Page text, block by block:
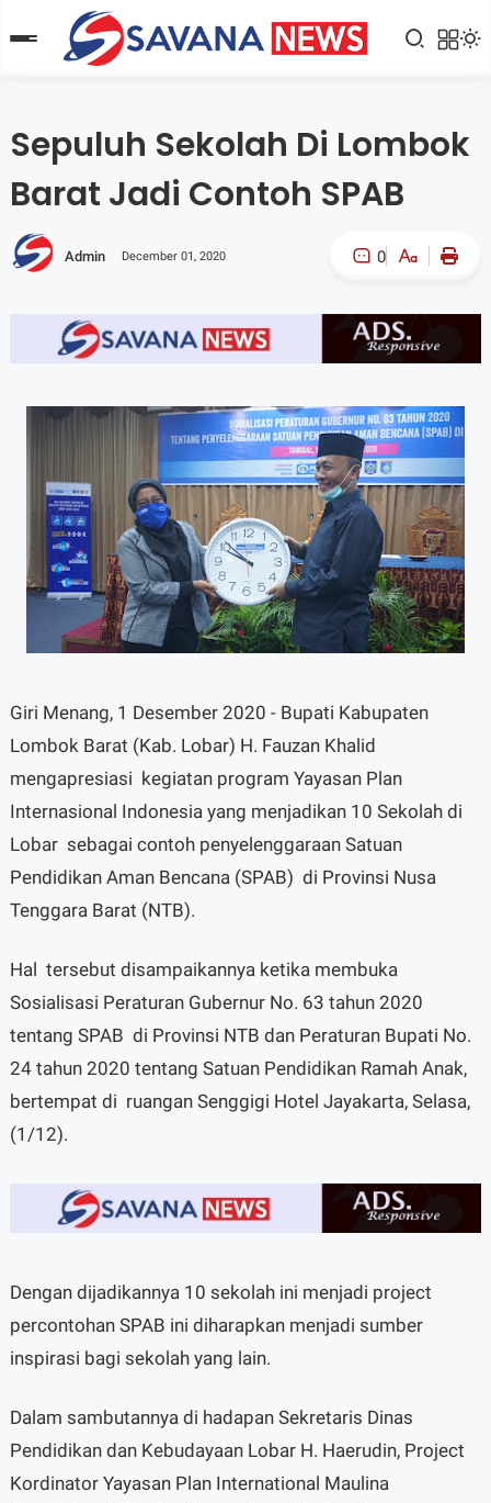
Sepuluh Sekolah Di Lombok
Barat Jadi Contoh SPAB
Admin December 01, 2020 0
A- A+
Giri Menang, 1 Desember 2020 - Bupati Kabupaten
Lombok Barat (Kab. Lobar) H. Fauzan Khalid
mengapresiasi kegiatan program Yayasan Plan
Internasional Indonesia yang menjadikan 10 Sekolah di
Lobar sebagai contoh penyelenggaraan Satuan
Pendidikan Aman Bencana (SPAB) di Provinsi Nusa
Tenggara Barat (NTB).
Hal tersebut disampaikannya ketika membuka
Sosialisasi Peraturan Gubernur No. 63 tahun 2020
tentang SPAB di Provinsi NTB dan Peraturan Bupati No.
24 tahun 2020 tentang Satuan Pendidikan Ramah Anak,
bertempat di ruangan Senggigi Hotel Jayakarta, Selasa,
(1/12).
Dengan dijadikannya 10 sekolah ini menjadi project
percontohan SPAB ini diharapkan menjadi sumber
inspirasi bagi sekolah yang lain.
Dalam sambutannya di hadapan Sekretaris Dinas
Pendidikan dan Kebudayaan Lobar H. Haerudin, Project
Kordinator Yayasan Plan International Maulina